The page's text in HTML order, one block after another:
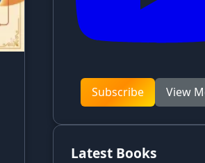
Subscribe View
Latest Books